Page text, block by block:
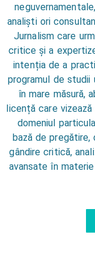
analiști ori
Jurnalism care
critice și a
intenția de a
programul de studii
în mare măsură,
licență care
domeniul
bază de
gândire critică,
avansate în